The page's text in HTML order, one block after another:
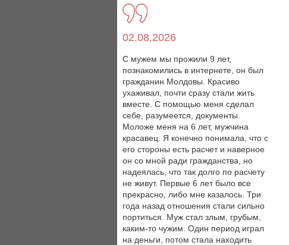
02.08.2026
С мужем мы прожили 9 лет,
познакомились в интернете, он был
гражданин Молдовы. Красиво
ухаживал, почти сразу стали жить
вместе. С помощью меня сделал
себе, разумеется, документы.
Моложе меня на 6 лет, мужчина
красавец. Я конечно понимала, что с
его стороны есть расчет и наверное
он со мной ради гражданства, но
надеялась, что так долго по расчету
не живут. Первые 6 лет было все
прекрасно, либо мне казалось. Три
года назад отношения стали сильно
портиться. Муж стал злым, грубым,
каким-то чужим. Один период играл
на деньги, потом стала находить